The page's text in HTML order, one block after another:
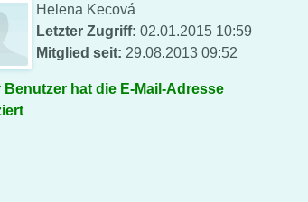
Helena Kecová
Letzter Zugriff: 02.01.2015 10:59
Mitglied seit: 29.08.2013 09:52
Benutzer hat die E-Mail-Adresse